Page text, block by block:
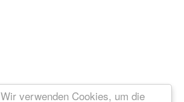
Wir verwenden Cookies, um die